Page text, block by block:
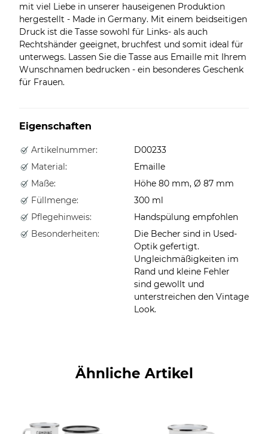
mit viel Liebe in unserer hauseigenen Produktion
hergestellt - Made in Germany. Mit einem beidseitigen
Druck ist die Tasse sowohl für Links- als auch
Rechtshänder geeignet, bruchfest und somit ideal für
unterwegs. Lassen Sie die Tasse aus Emaille mit Ihrem
Wunschnamen bedrucken - ein besonderes Geschenk
für Frauen.
Eigenschaften
Artikelnummer:
D00233
Material:
Emaille
Maße:
Höhe 80 mm, Ø 87 mm
Füllmenge:
300 ml
Pflegehinweis:
Handspülung empfohlen
Besonderheiten:
Die Becher sind in Used-
Optik gefertigt.
Ungleichmäßigkeiten im
Rand und kleine Fehler
sind gewollt und
unterstreichen den Vintage
Look.
Ähnliche Artikel